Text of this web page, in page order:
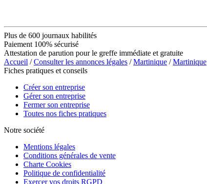
Plus de 600 journaux habilités
Paiement 100% sécurisé
Attestation de parution pour le greffe immédiate et gratuite
Accueil /Consulter les annonces légales /Martinique /Martinique
Fiches pratiques et conseils
Créer son entreprise
Gérer son entreprise
Fermer son entreprise
Toutes nos fiches pratiques
Notre société
Mentions légales
Conditions générales de vente
Charte Cookies
Politique de confidentialité
Exercer vos droits RGPD